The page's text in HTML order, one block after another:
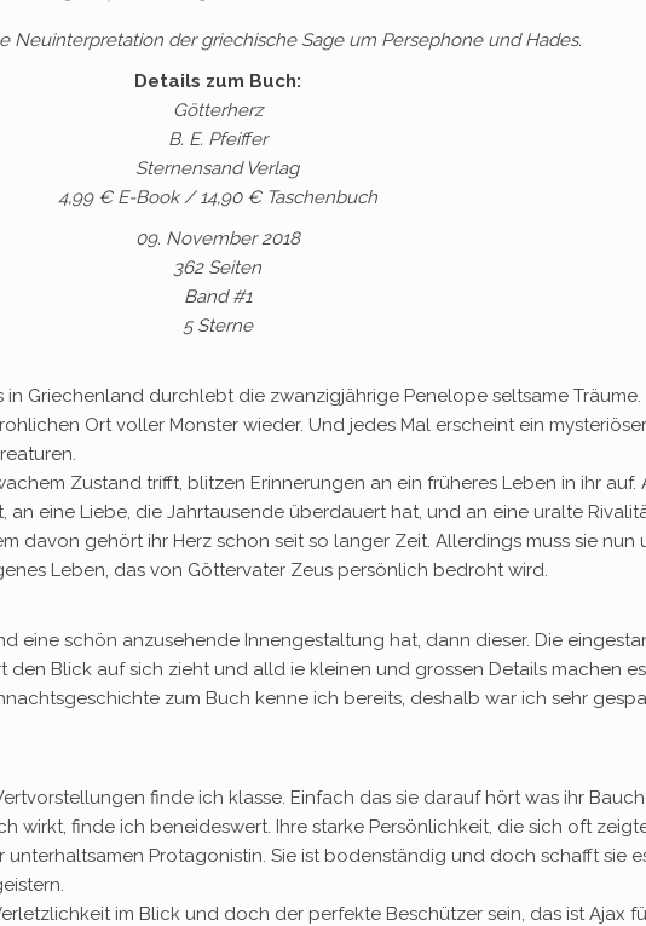
Neuinterpretation der griechische Sage um Persephone und Hades.
Details zum Buch:
Götterherz
B. E. Pfeiffer
Sternensand Verlag
4,99 € E-Book / 14,90 € Taschenbuch
09. November 2018
362 Seiten
Band #1
5 Sterne
in Griechenland durchlebt die zwanzigjährige Penelope seltsame Träume.
Ort voller Monster wieder. Und jedes Mal erscheint ein
Zustand trifft, blitzen Erinnerungen an ein früheres Leben in ihr auf.
an eine Liebe, die Jahrtausende überdauert hat, und an eine uralte
davon gehört ihr Herz schon seit so langer Zeit. Allerdings muss sie nun
Leben, das von Göttervater Zeus persönlich bedroht wird.
eine schön anzusehende Innengestaltung hat, dann dieser. Die
den Blick auf sich zieht und alld ie kleinen und grossen Details machen es
zum Buch kenne ich bereits, deshalb war ich sehr
finde ich klasse. Einfach das sie darauf hört was ihr
wirkt, finde ich beneideswert. Ihre starke Persönlichkeit, die sich oft
unterhaltsamen Protagonistin. Sie ist bodenständig und doch schafft sie
im Blick und doch der perfekte Beschützer sein, das ist Ajax